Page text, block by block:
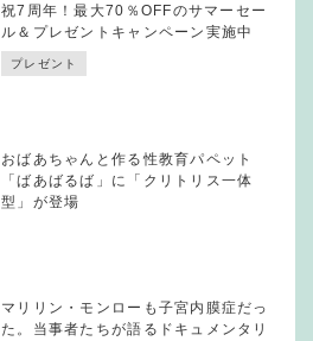
祝7周年！最大70％OFFのサマーセー
ル＆プレゼントキャンペーン実施中
プレゼント
おばあちゃんと作る性教育パペット
「ばあばるば」に「クリトリス一体
型」が登場
マリリン・モンローも子宮内膜症だっ
た。当事者たちが語るドキュメンタリ